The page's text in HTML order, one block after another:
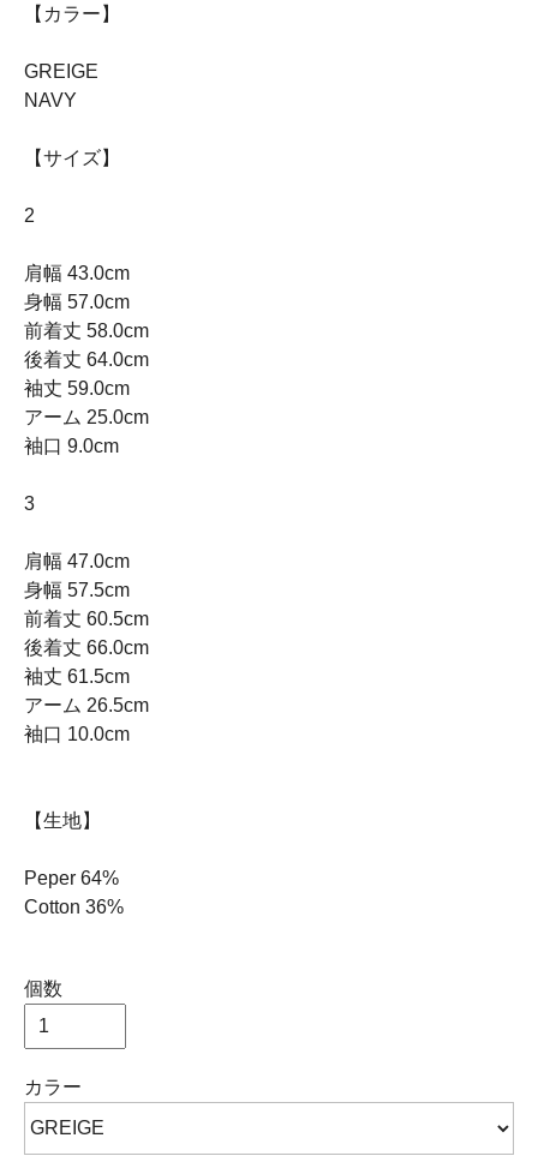
【カラー】
GREIGE
NAVY
【サイズ】
2
肩幅 43.0cm
身幅 57.0cm
前着丈 58.0cm
後着丈 64.0cm
袖丈 59.0cm
アーム 25.0cm
袖口 9.0cm
3
肩幅 47.0cm
身幅 57.5cm
前着丈 60.5cm
後着丈 66.0cm
袖丈 61.5cm
アーム 26.5cm
袖口 10.0cm
【生地】
Peper 64%
Cotton 36%
個数
カラー